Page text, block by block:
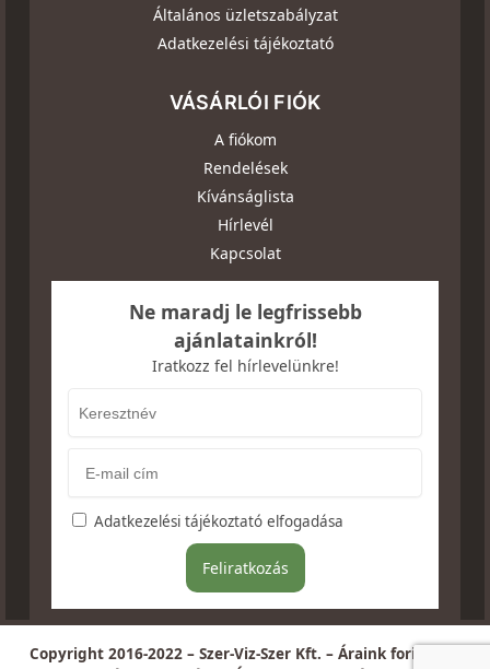
Általános üzletszabályzat
Adatkezelési tájékoztató
VÁSÁRLÓI FIÓK
A fiókom
Rendelések
Kívánságlista
Hírlevél
Kapcsolat
Ne maradj le legfrissebb
ajánlatainkról!
Iratkozz fel hírlevelünkre!
Adatkezelési tájékoztató elfogadása
Copyright 2016-2022 – Szer-Viz-Szer Kft. – Áraink forintban